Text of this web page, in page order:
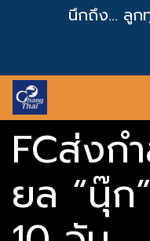
นึกถึง... ลูก
FCส่งก
ยล “นุ๊ก